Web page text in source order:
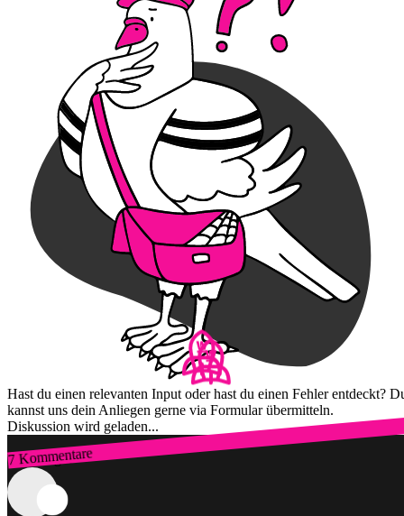
Hast du einen relevanten Input oder hast du einen Fehler entdeckt?
kannst uns dein Anliegen gerne via Formular übermitteln.
Diskussion wird geladen...
7 Kommentare
Zum Login